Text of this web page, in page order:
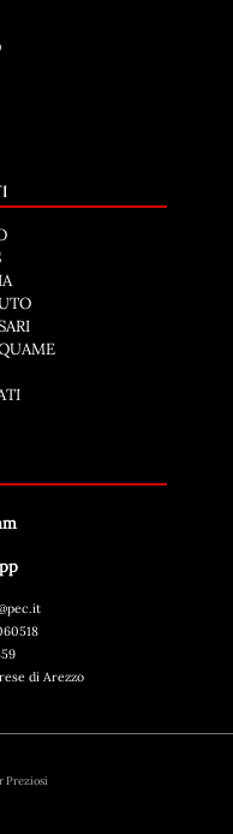
di Arezzo
Preziosi